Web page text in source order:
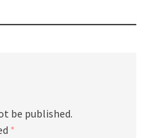
be published.
*